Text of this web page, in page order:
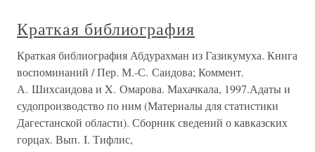
Краткая библиография
Краткая библиография Абдурахман из Газикумуха. Книга
воспоминаний / Пер. М.-С. Саидова; Коммент.
А. Шихсаидова и X. Омарова. Махачкала, 1997.Адаты и
судопроизводство по ним (Материалы для статистики
Дагестанской области). Сборник сведений о кавказских
горцах. Вып. I. Тифлис,